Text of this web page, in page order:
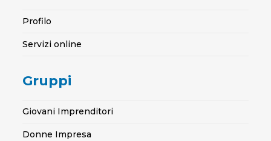
Profilo
Servizi online
Gruppi
Giovani Imprenditori
Donne Impresa